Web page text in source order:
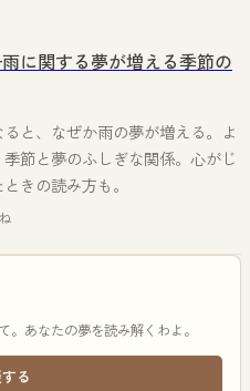
に関する夢が増える季節の
と、なぜか雨の夢が増える。よ
節と夢のふしぎな関係。心がじ
きの読み方も。
。あなたの夢を読み解くわよ。
る